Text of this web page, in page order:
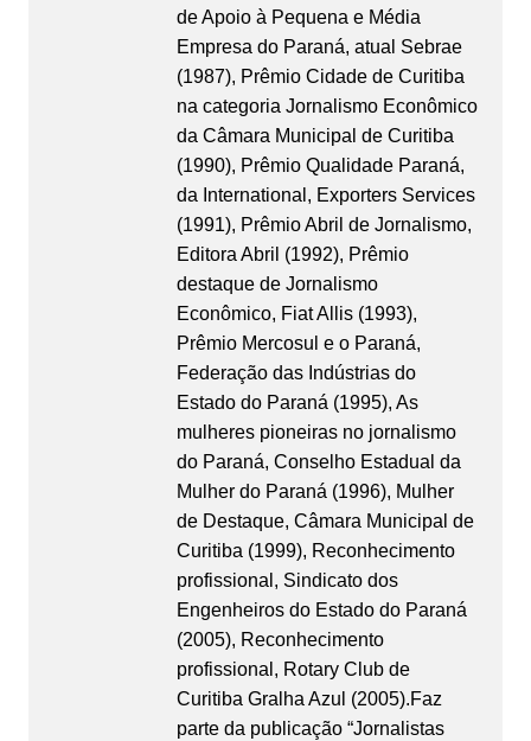
de Apoio à Pequena e Média
Empresa do Paraná, atual Sebrae
(1987), Prêmio Cidade de Curitiba
na categoria Jornalismo Econômico
da Câmara Municipal de Curitiba
(1990), Prêmio Qualidade Paraná,
da International, Exporters Services
(1991), Prêmio Abril de Jornalismo,
Editora Abril (1992), Prêmio
destaque de Jornalismo
Econômico, Fiat Allis (1993),
Prêmio Mercosul e o Paraná,
Federação das Indústrias do
Estado do Paraná (1995), As
mulheres pioneiras no jornalismo
do Paraná, Conselho Estadual da
Mulher do Paraná (1996), Mulher
de Destaque, Câmara Municipal de
Curitiba (1999), Reconhecimento
profissional, Sindicato dos
Engenheiros do Estado do Paraná
(2005), Reconhecimento
profissional, Rotary Club de
Curitiba Gralha Azul (2005).Faz
parte da publicação “Jornalistas